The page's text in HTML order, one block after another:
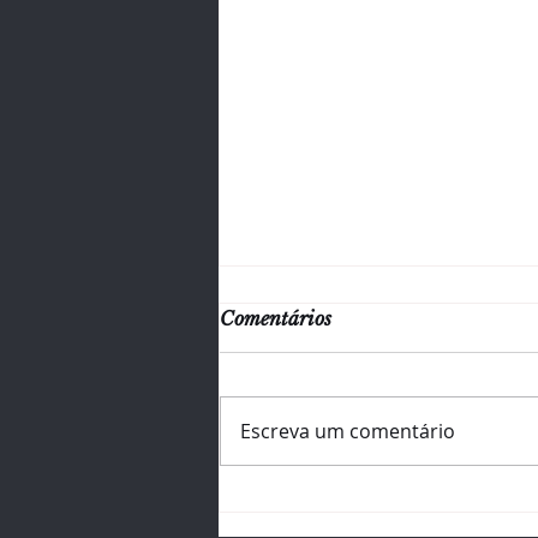
⏳ Faltam 5 dias!
Comentários
Escreva um comentário